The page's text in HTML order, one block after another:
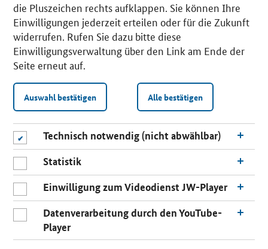
n
die Pluszeichen rechts aufklappen. Sie können Ihre
Einwilligungen jederzeit erteilen oder für die Zukunft
widerrufen. Rufen Sie dazu bitte diese
Einwilligungsverwaltung über den Link am Ende der
Seite erneut auf.
Auswahl bestätigen Alle bestätigen
Technisch notwendig (nicht abwählbar)
Statistik
Einwilligung zum Videodienst JW-Player
Datenverarbeitung durch den YouTube-
Player